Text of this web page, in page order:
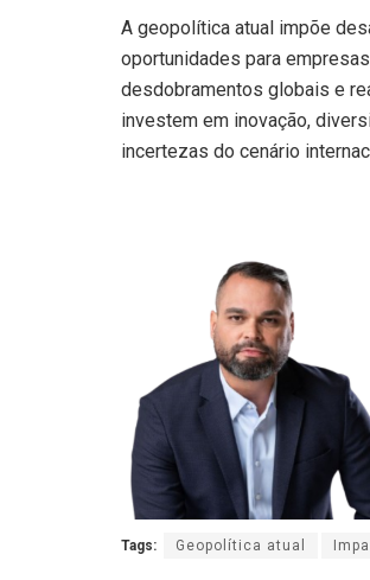
A geopolítica atual impõe
oportunidades para
desdobramentos globais e
investem em inovação,
incertezas do cenário
Tags: Geopolítica atual